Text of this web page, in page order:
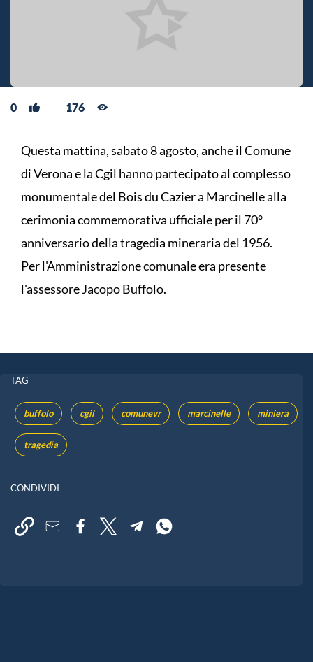
0 176
Questa mattina, sabato 8 agosto, anche il Comune
di Verona e la Cgil hanno partecipato al complesso
monumentale del Bois du Cazier a Marcinelle alla
cerimonia commemorativa ufficiale per il 70°
anniversario della tragedia mineraria del 1956.
Per l'Amministrazione comunale era presente
l'assessore Jacopo Buffolo.
TAG
buffolo cgil comunevr marcinelle miniera
tragedia
CONDIVIDI